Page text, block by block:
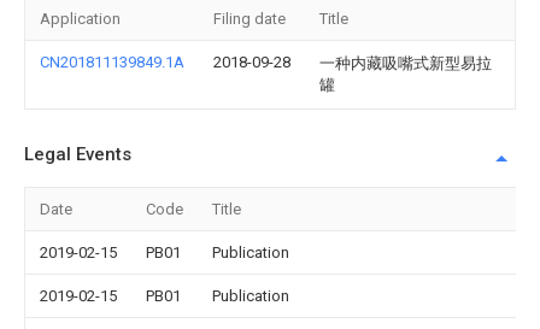
Application Filing date Title
CN201811139849.1A 2018-09-28
一种内藏吸嘴式新型易拉
罐
Legal Events
Date Code Title
2019-02-15 PB01 Publication
2019-02-15 PB01 Publication